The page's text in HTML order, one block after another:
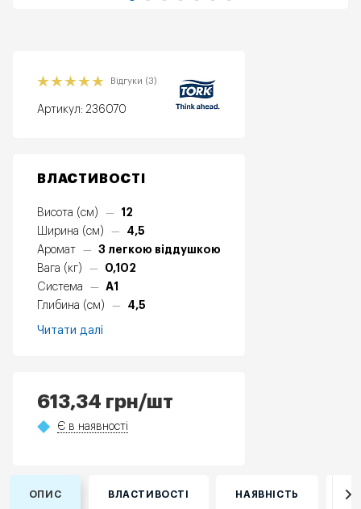
Відгуки (3)
Артикул: 236070
ВЛАСТИВОСТІ
Висота (см) —
12
Ширина (см)
—
4,5
Аромат
—
З легкою віддушкою
Вага (кг)
—
0,102
Система
—
А1
Глибина (см)
— 4,5
Читати далі
613,34 грн/шт
Є в наявності
ОПИС ВЛАСТИВОСТІ НАЯВНІСТЬ